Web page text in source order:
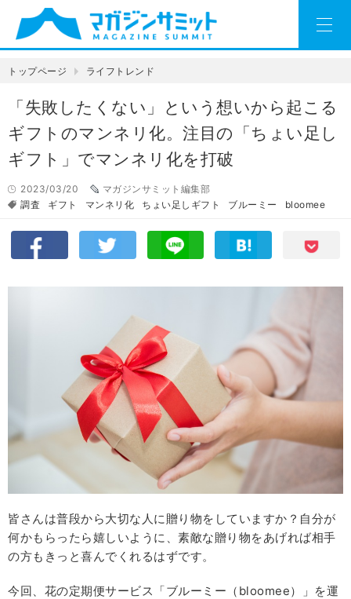
トップページ ライフトレンド
「失敗したくない」という想いから起こる
ギフトのマンネリ化。注目の「ちょい足し
ギフト」でマンネリ化を打破
2023/03/20
マガジンサミット編集部
調査
ギフト マンネリ化 ちょい足しギフト ブルーミー bloomee
皆さんは普段から大切な人に贈り物をしていますか？自分が
何かもらったら嬉しいように、素敵な贈り物をあげれば相手
の方もきっと喜んでくれるはずです。
今回、花の定期便サービス「ブルーミー（bloomee）」を運